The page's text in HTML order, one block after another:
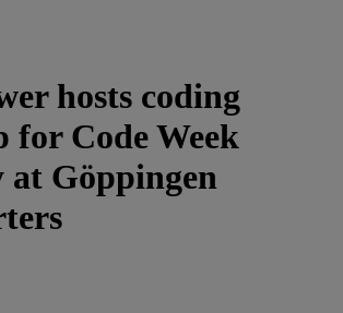
hosts coding
for Code Week
at Göppingen